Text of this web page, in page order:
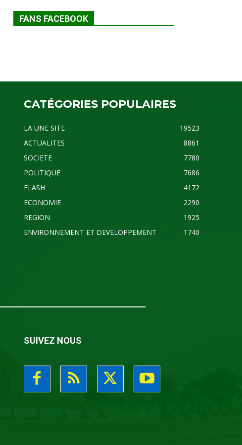
FANS FACEBOOK
CATÉGORIES POPULAIRES
LA UNE SITE
19523
ACTUALITES
8861
SOCIETE
7780
POLITIQUE
7686
FLASH
4172
ECONOMIE
2290
REGION
1925
ENVIRONNEMENT ET DEVELOPPEMENT
1740
SUIVEZ NOUS